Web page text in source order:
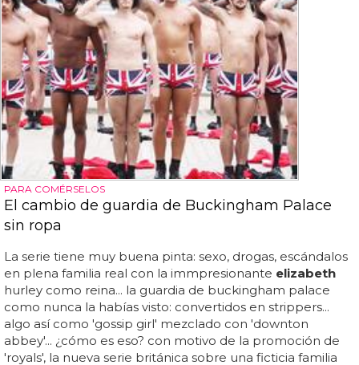
PARA COMÉRSELOS
El cambio de guardia de Buckingham Palace
sin ropa
La serie tiene muy buena pinta: sexo, drogas, escándalos
en plena familia real con la immpresionante elizabeth
hurley como reina... la guardia de buckingham palace
como nunca la habías visto: convertidos en strippers...
algo así como 'gossip girl' mezclado con 'downton
abbey'... ¿cómo es eso? con motivo de la promoción de
'royals', la nueva serie británica sobre una ficticia familia